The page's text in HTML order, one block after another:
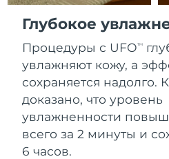
Глубокое
Процедуры с UFOTM
увлажняют кожу, а
сохраняется надолго.
доказано, что уровень
увлажненности
всего за 2 минуты и
6 часов.
For healthy hair
Косметика
Купить
Гибралтар
Греция
Гонконг (САР)
Венгрия